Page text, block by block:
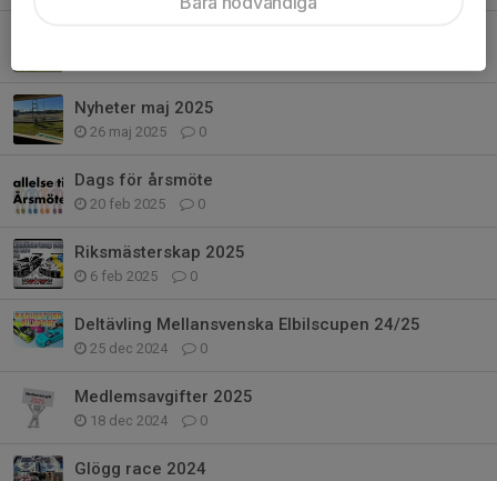
Nyheter maj 2025
26 maj 2025 0
Dags för årsmöte
20 feb 2025 0
Riksmästerskap 2025
6 feb 2025 0
Deltävling Mellansvenska Elbilscupen 24/25
25 dec 2024 0
Medlemsavgifter 2025
18 dec 2024 0
Glögg race 2024